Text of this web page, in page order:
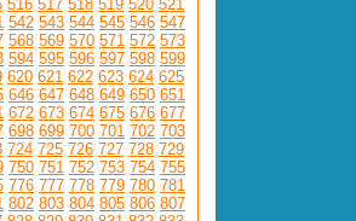
516 517 518 519 520 521
542 543 544 545 546 547
568 569 570 571 572 573
594 595 596 597 598 599
620 621 622 623 624 625
646 647 648 649 650 651
672 673 674 675 676 677
698 699 700 701 702 703
724 725 726 727 728 729
750 751 752 753 754 755
776 777 778 779 780 781
802 803 804 805 806 807